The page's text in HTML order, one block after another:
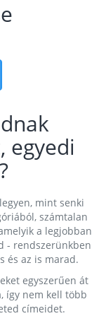
egyedi
mint senki
számtalan
a legjobban
- rendszerünkben
és az is marad.
egyszerűen át
így nem kell több
címeidet.